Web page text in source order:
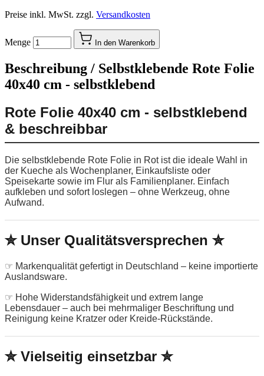
Preise inkl. MwSt. zzgl. Versandkosten
Menge In den Warenkorb
Beschreibung / Selbstklebende Rote Folie
40x40 cm - selbstklebend
Rote Folie 40x40 cm - selbstklebend
& beschreibbar
Die selbstklebende Rote Folie in Rot ist die ideale Wahl in
der Kueche als Wochenplaner, Einkaufsliste oder
Speisekarte sowie im Flur als Familienplaner. Einfach
aufkleben und sofort loslegen – ohne Werkzeug, ohne
Aufwand.
✮ Unser Qualitätsversprechen ✮
☞ Markenqualität gefertigt in Deutschland – keine importierte
Auslandsware.
☞ Hohe Widerstandsfähigkeit und extrem lange
Lebensdauer – auch bei mehrmaliger Beschriftung und
Reinigung keine Kratzer oder Kreide-Rückstände.
✮ Vielseitig einsetzbar ✮